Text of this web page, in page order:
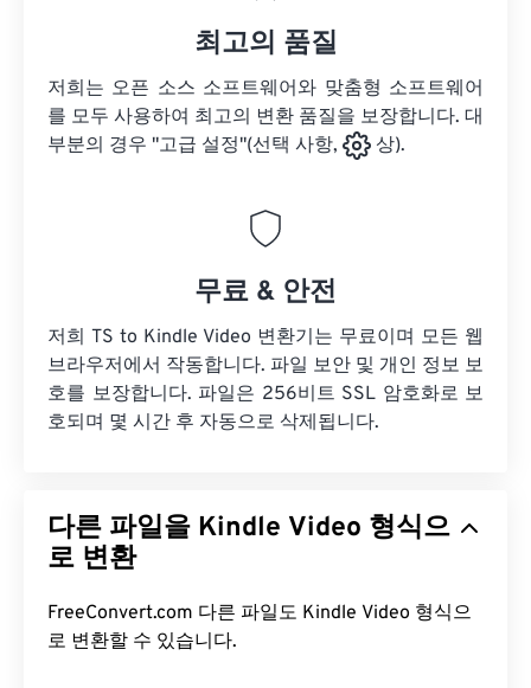
최고의 품질
저희는 오픈 소스 소프트웨어와 맞춤형 소프트웨어
를 모두 사용하여 최고의 변환 품질을 보장합니다. 대
부분의 경우 "고급 설정"(선택 사항,
상).
무료 & 안전
저희 TS to Kindle Video 변환기는 무료이며 모든 웹
브라우저에서 작동합니다. 파일 보안 및 개인 정보 보
호를 보장합니다. 파일은 256비트 SSL 암호화로 보
호되며 몇 시간 후 자동으로 삭제됩니다.
다른 파일을 Kindle Video 형식으
로 변환
FreeConvert.com 다른 파일도 Kindle Video 형식으
로 변환할 수 있습니다.